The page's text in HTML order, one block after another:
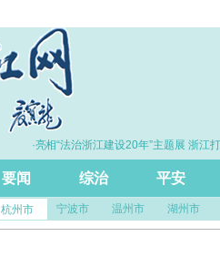
·亮相“法治浙江建设20年”主题展 浙江打造
要闻 综治 平安
杭州市 宁波市 温州市 湖州市